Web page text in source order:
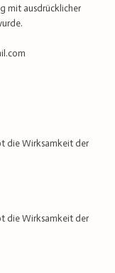
mit ausdrücklicher
die Wirksamkeit der
die Wirksamkeit der